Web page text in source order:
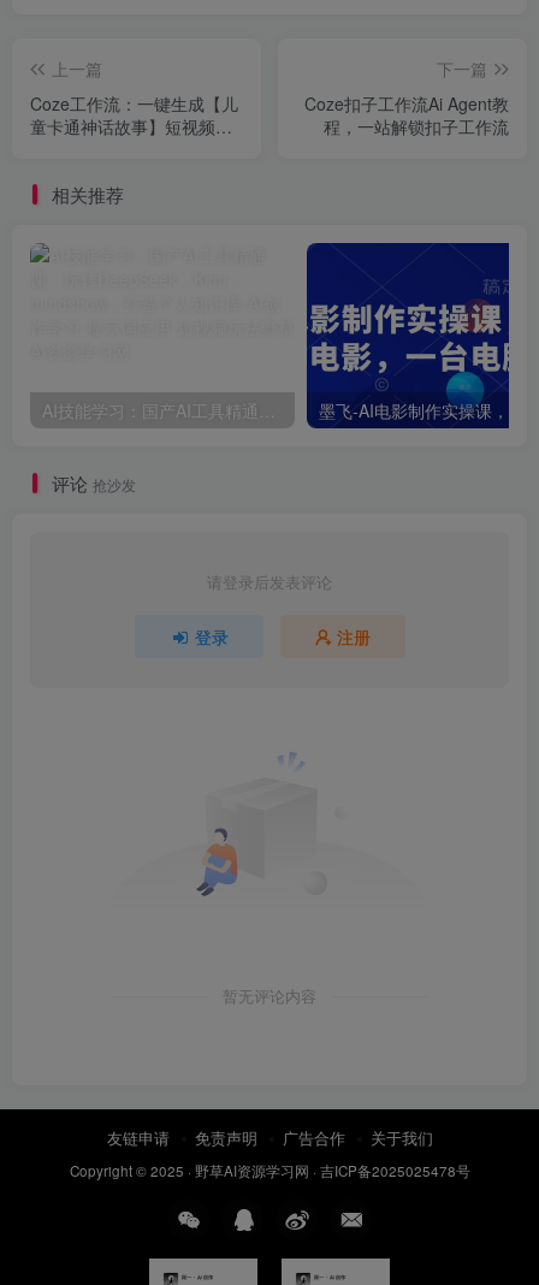
上一篇
Coze工作流：一键生成【儿
童卡通神话故事】短视频，
下一篇
Coze扣子工作流Ai Agent教
程，一站解锁扣子工作流
相关推荐
AI技能学习：国产AI工具精通课，玩转DeepSeek，Kimi，mindshow，打造个人知识库
评论 抢沙发
请登录后发表评论
登录 注册
暂无评论内容
友链申请 免责声明 广告合作 关于我们
Copyright © 2025 · 野草AI资源学习网 · 吉ICP备2025025478号